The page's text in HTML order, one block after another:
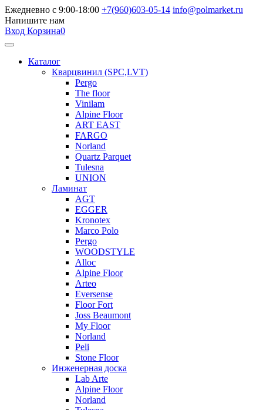
Ежедневно с 9:00-18:00 +7(960)603-05-14 info@polmarket.ru
Напишите нам
Вход Корзина0
Каталог
Кварцвинил (SPC,LVT)
Pergo
The floor
Vinilam
Alpine Floor
ART EAST
FARGO
Norland
Quartz Parquet
Tulesna
UNION
Ламинат
AGT
EGGER
Kronotex
Marco Polo
Pergo
WOODSTYLE
Alloc
Alpine Floor
Arteo
Eversense
Floor Fort
Joss Beaumont
My Floor
Norland
Peli
Stone Floor
Инженерная доска
Lab Arte
Alpine Floor
Norland